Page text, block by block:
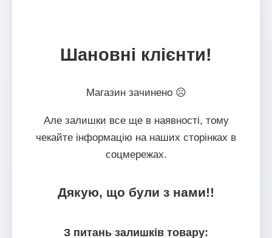
Шановні клієнти!
Магазин зачинено ☹
Але залишки все ще в наявності, тому
чекайте інформацію на наших сторінках в
соцмережах.
Дякую, що були з нами!!
З питань залишків товару: